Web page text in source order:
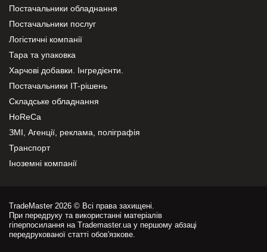
Постачальники обладнання
Постачальники послуг
Логістичні компанії
Тара та упаковка
Харчові добавки. Інгредієнти.
Постачальники IT-рішень
Складське обладнання
HoReCa
ЗМІ, Агенції, реклама, поліграфія
Транспорт
Іноземні компанії
TradeMaster 2026 © Всі права захищені.
При передруку та використанні матеріалів
гіперпосилання на Trademaster.ua у першому абзаці
передрукованої статті обов'язкове.